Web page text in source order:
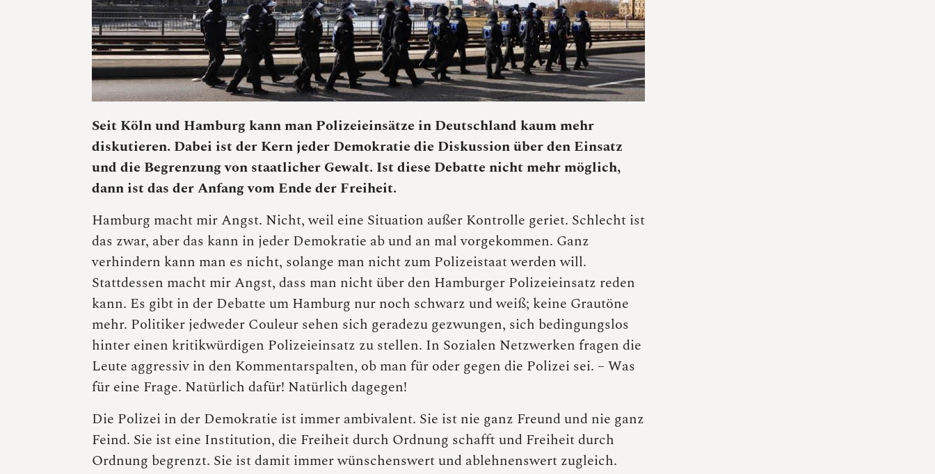
Seit Köln und Hamburg kann man Polizeieinsätze in Deutschland kaum mehr
diskutieren. Dabei ist der Kern jeder Demokratie die Diskussion über den Einsatz
und die Begrenzung von staatlicher Gewalt. Ist diese Debatte nicht mehr möglich,
dann ist das der Anfang vom Ende der Freiheit.
Hamburg macht mir Angst. Nicht, weil eine Situation außer Kontrolle geriet. Schlecht ist
das zwar, aber das kann in jeder Demokratie ab und an mal vorgekommen. Ganz
verhindern kann man es nicht, solange man nicht zum Polizeistaat werden will.
Stattdessen macht mir Angst, dass man nicht über den Hamburger Polizeieinsatz reden
kann. Es gibt in der Debatte um Hamburg nur noch schwarz und weiß; keine Grautöne
mehr. Politiker jedweder Couleur sehen sich geradezu gezwungen, sich bedingungslos
hinter einen kritikwürdigen Polizeieinsatz zu stellen. In Sozialen Netzwerken fragen die
Leute aggressiv in den Kommentarspalten, ob man für oder gegen die Polizei sei. – Was
für eine Frage. Natürlich dafür! Natürlich dagegen!
Die Polizei in der Demokratie ist immer ambivalent. Sie ist nie ganz Freund und nie ganz
Feind. Sie ist eine Institution, die Freiheit durch Ordnung schafft und Freiheit durch
Ordnung begrenzt. Sie ist damit immer wünschenswert und ablehnenswert zugleich.